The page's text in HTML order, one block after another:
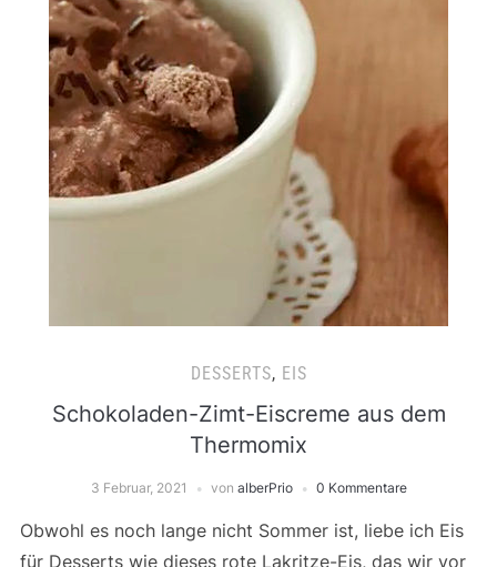
DESSERTS, EIS
Schokoladen-Zimt-Eiscreme aus dem
Thermomix
3 Februar, 2021 von alberPrio 0 Kommentare
Obwohl es noch lange nicht Sommer ist, liebe ich Eis
für Desserts wie dieses rote Lakritze-Eis, das wir vor